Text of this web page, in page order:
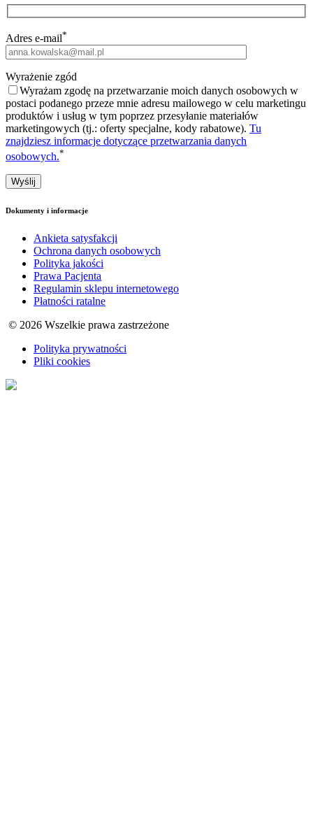
Adres e-mail*
Wyrażenie zgód
Wyrażam zgodę na przetwarzanie moich danych osobowych w
postaci podanego przeze mnie adresu mailowego w celu marketingu
produktów i usług w tym poprzez przesyłanie materiałów
marketingowych (tj.: oferty specjalne, kody rabatowe). Tu
znajdziesz informacje dotyczące przetwarzania danych
osobowych.*
Dokumenty i informacje
Ankieta satysfakcji
Ochrona danych osobowych
Polityka jakości
Prawa Pacjenta
Regulamin sklepu internetowego
Płatności ratalne
© 2026 Wszelkie prawa zastrzeżone
Polityka prywatności
Pliki cookies